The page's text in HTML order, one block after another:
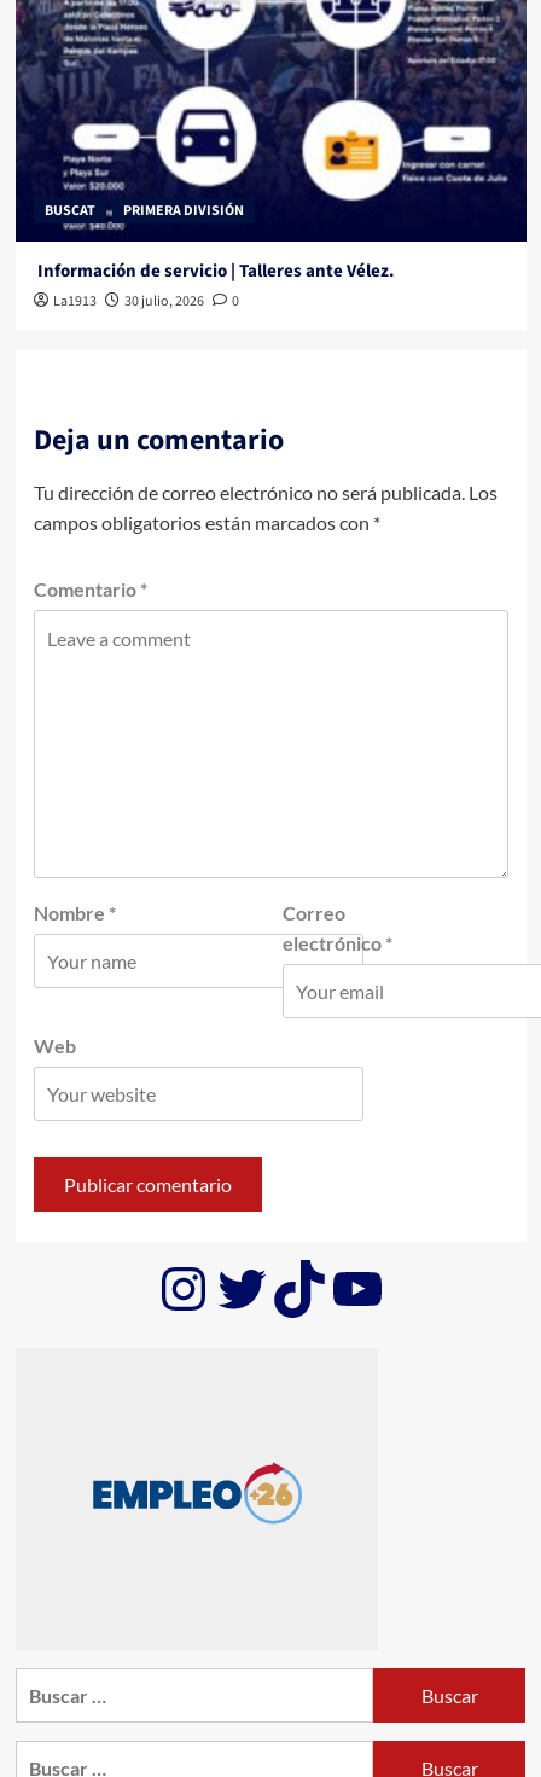
BUSCAT PRIMERA DIVISIÓN
Información de servicio | Talleres ante Vélez.
La1913 30 julio, 2026 0
Deja un comentario
Tu dirección de correo electrónico no será publicada. Los
campos obligatorios están marcados con *
Comentario *
Nombre *
Correo
electrónico *
Web
Instagram
Twitter
TikTok